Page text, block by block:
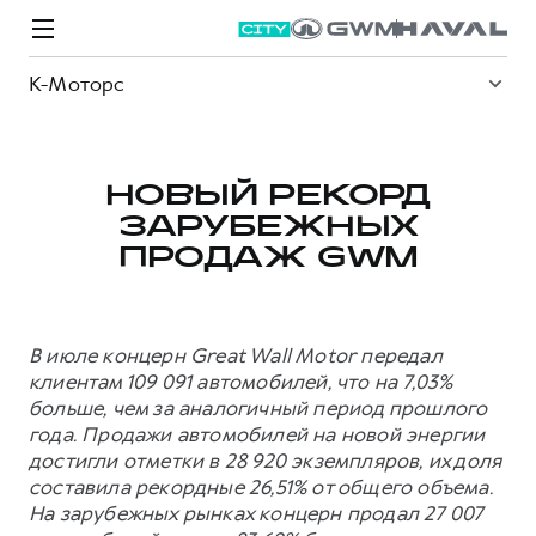
К-Моторс
Модели
от 2 049 000 ₽
JOLION
от 2 049 000 ₽
Покупателям
Автомобили в наличии
Конфигуратор HAVAL
Аксессуары HAVAL
Каталоги и прайс-листы
Владельцам
Все о сервисе
Запись на сервис
Моторное масло
Стоимость ТО
Спецпредложения
Покупателям
Владельцам
О дилере
О бренде
Новости
О GWM
ИНФОРМАЦИЯ О ДИЛЕРЕ
НОВЫЙ РЕКОРД
ЗАРУБЕЖНЫХ
ПРОДАЖ GWM
В июле концерн Great Wall Motor передал
клиентам 109 091 автомобилей, что на 7,03%
больше, чем за аналогичный период прошлого
года. Продажи автомобилей на новой энергии
достигли отметки в 28 920 экземпляров, их доля
составила рекордные 26,51% от общего объема.
На зарубежных рынках концерн продал 27 007